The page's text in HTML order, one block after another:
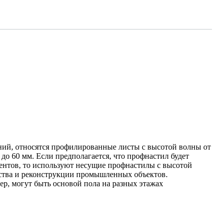
относятся профилированные листы с высотой волны от
60 мм. Если предполагается, что профнастил будет
то используют несущие профнастилы с высотой
и реконструкции промышленных объектов.
могут быть основой пола на разных этажах